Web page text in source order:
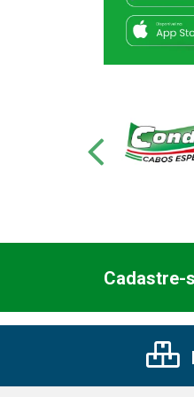
Cadastre-